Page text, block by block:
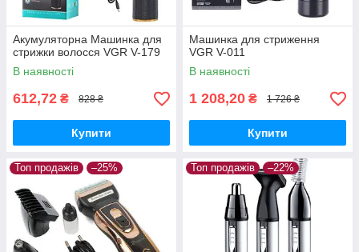
Акумуляторна Машинка для
стрижки волосся VGR V-179
В наявності
612,72 ₴ 828 ₴
Купити
Машинка для стриження
VGR V-011
В наявності
1 208,20 ₴ 1 726 ₴
Купити
Топ продажів –25% Топ продажів –22%